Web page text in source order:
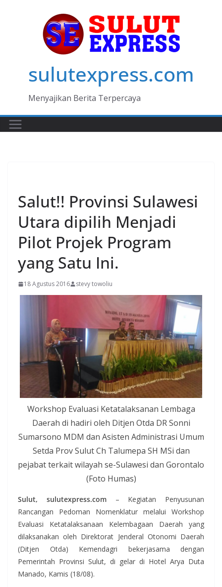
sulutexpress.com
Menyajikan Berita Terpercaya
Salut!! Provinsi Sulawesi
Utara dipilih Menjadi
Pilot Projek Program
yang Satu Ini.
18 Agustus 2016 stevy towoliu
Workshop Evaluasi Ketatalaksanan Lembaga
Daerah di hadiri oleh Ditjen Otda DR Sonni
Sumarsono MDM dan Asisten Administrasi Umum
Setda Prov Sulut Ch Talumepa SH MSi dan
pejabat terkait wilayah se-Sulawesi dan Gorontalo
(Foto Humas)
Sulut, sulutexpress.com– Kegiatan Penyusunan
Rancangan Pedoman Nomenklatur melalui Workshop
Evaluasi Ketatalaksanaan Kelembagaan Daerah yang
dilaksanakan oleh Direktorat Jenderal Otonomi Daerah
(Ditjen Otda) Kemendagri bekerjasama dengan
Pemerintah Provinsi Sulut, di gelar di Hotel Arya Duta
Manado, Kamis (18/08).